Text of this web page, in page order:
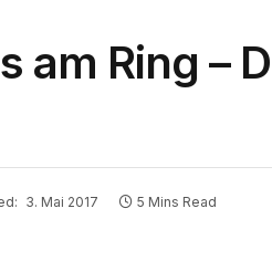
am Ring –
3. Mai 2017 5 Mins Read